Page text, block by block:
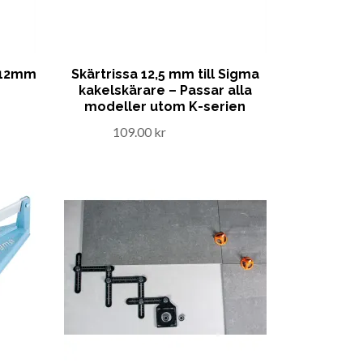
Skärtrissa 12,5 mm till Sigma
kakelskärare – Passar alla
modeller utom K-serien
109.00 kr